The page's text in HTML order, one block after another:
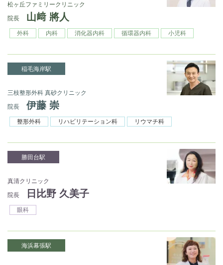
松ヶ丘ファミリークリニック
院長
山﨑 將人
外科 内科 消化器内科 循環器内科 小児科
稲毛海岸駅
三枝整形外科 真砂クリニック
院長
伊藤 崇
整形外科 リハビリテーション科 リウマチ科
勝田台駅
真清クリニック
院長
日比野 久美子
眼科
海浜幕張駅